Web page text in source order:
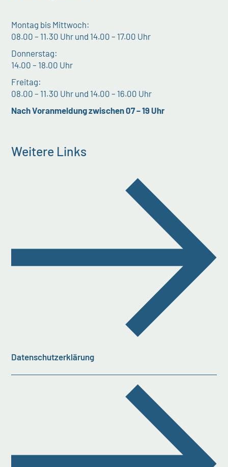
Montag bis Mittwoch:
08.00 – 11.30 Uhr und 14.00 – 17.00 Uhr
Donnerstag:
14.00 – 18.00 Uhr
Freitag:
08.00 – 11.30 Uhr und 14.00 – 16.00 Uhr
Nach Voranmeldung zwischen 07 – 19 Uhr
Weitere Links
Datenschutzerklärung